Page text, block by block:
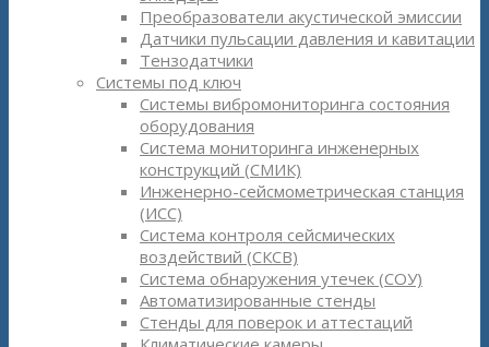
Преобразователи акустической эмиссии
Датчики пульсации давления и кавитации
Тензодатчики
Системы под ключ
Системы вибромониторинга состояния
оборудования
Система мониторинга инженерных
конструкций (СМИК)
Инженерно-сейсмометрическая станция
(ИСС)
Система контроля сейсмических
воздействий (СКСВ)
Система обнаружения утечек (СОУ)
Автоматизированные стенды
Стенды для поверок и аттестаций